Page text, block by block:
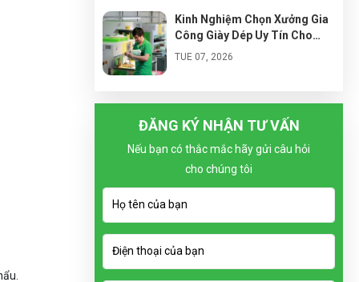
Kinh Nghiệm Chọn Xưởng Gia
Công Giày Dép Uy Tín Cho
Người Mới Kinh Doanh
TUE 07, 2026
Cho Người Mới Kinh Doanh
MON 07, 2026
Xu Hướng Thiết Kế Dép Siêu
Lai
Vì Sao Local Brand Giày Việt
ĐĂNG KÝ NHẬN TƯ VẤN
Nếu bạn có thắc mắc hãy gửi câu hỏi
cho chúng tôi